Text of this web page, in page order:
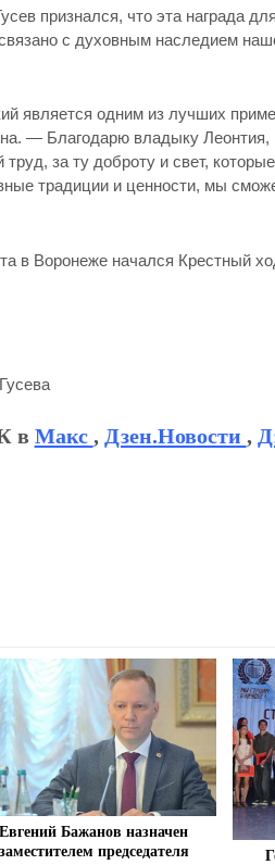
признался, что эта награда
с духовным наследием
является одним из лучших
— Благодарю владыку
труд, за ту доброту и свет,
традиции и ценности, мы
в Воронеже начался Крестный
в Макс , Дзен.Новости ,
Евгений Бажанов назначен
заместителем председателя